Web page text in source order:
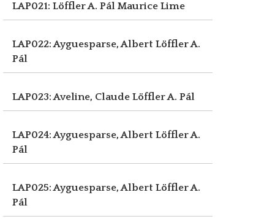
LAP021: Löffler A. Pál Maurice Lime
LAP022: Ayguesparse, Albert Löffler A.
Pál
LAP023: Aveline, Claude Löffler A. Pál
LAP024: Ayguesparse, Albert Löffler A.
Pál
LAP025: Ayguesparse, Albert Löffler A.
Pál